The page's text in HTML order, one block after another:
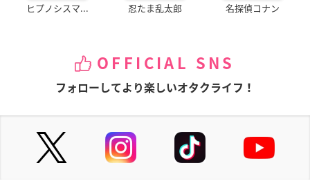
ヒプノシスマ... 忍たま乱太郎 名探偵コナン
OFFICIAL SNS
フォローしてより楽しいオタクライフ！